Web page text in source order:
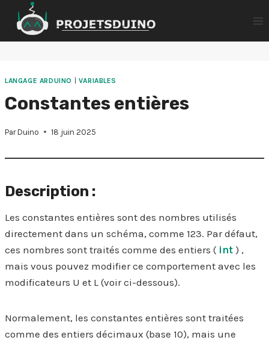
contenu
LANGAGE ARDUINO VARIABLES
Constantes entières
Par Duino 18 juin 2025
Description :
Les constantes entières sont des nombres utilisés
directement dans un schéma, comme 123. Par défaut,
ces nombres sont traités comme des entiers ( int ) ,
mais vous pouvez modifier ce comportement avec les
modificateurs U et L (voir ci-dessous).
Normalement, les constantes entières sont traitées
comme des entiers décimaux (base 10), mais une